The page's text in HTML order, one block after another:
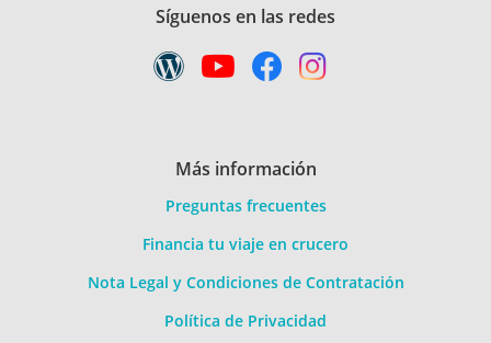
Síguenos en las redes
Más información
Preguntas frecuentes
Financia tu viaje en crucero
Nota Legal y Condiciones de Contratación
Política de Privacidad